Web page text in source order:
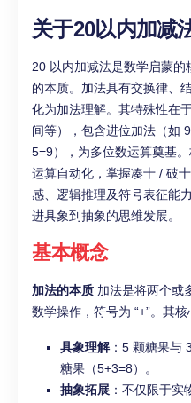
关于20以内加减
20 以内加减法是数学启蒙
的本质。加法具有交换律、
化为加法理解。其特殊性在
间等），包含进位加法（如
5=9），为多位数运算奠基
运算自动化，掌握凑十 / 破
感、逻辑推理及符号表征能
进具象到抽象的思维发展。
基本概念
加法的本质 加法是将两个或
数学操作，符号为 “+”。其核
具象理解：5 颗糖果与
糖果（5+3=8）。
抽象拓展 ：不仅限于实